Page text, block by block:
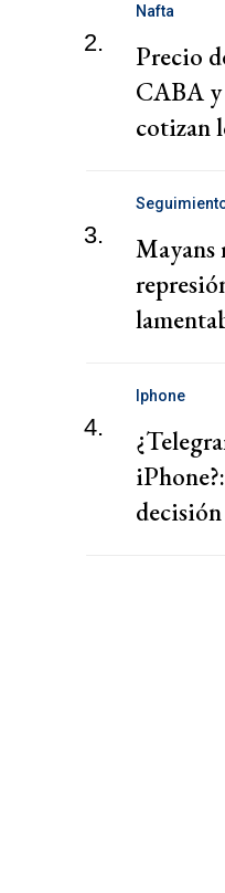
2.
Nafta
Precio
CABA
cotizan
3.
Mayans
4.
Iphone